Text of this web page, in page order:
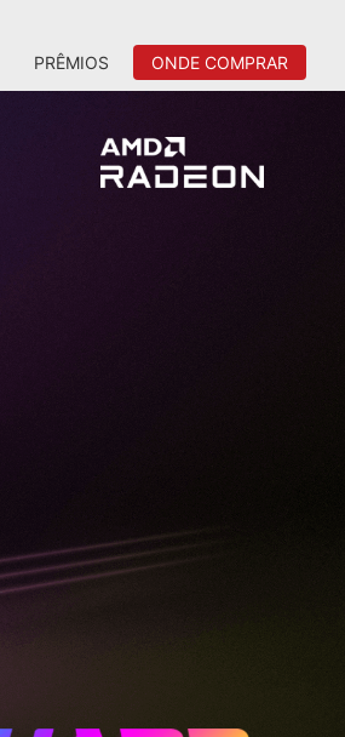
PRÊMIOS ONDE COMPRAR